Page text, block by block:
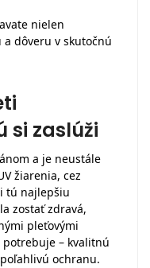
nielen
dôveru v skutočnú
si zaslúži
a je neustále
žiarenia, cez
tú najlepšiu
zostať zdravá,
pleťovými
– kvalitnú
ochranu.